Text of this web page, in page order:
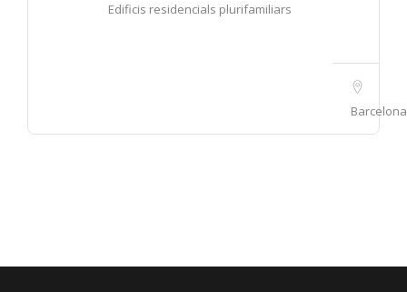
Edificis residencials plurifamiliars
Barcelona